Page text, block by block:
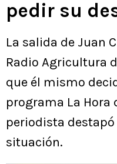
pedir su
La salida de Juan
Radio Agricultura
que él mismo
programa La Hora
periodista
situación.